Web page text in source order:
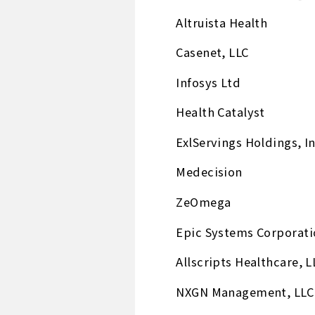
Altruista Health
Casenet, LLC
Infosys Ltd
Health Catalyst
ExlServings Holdings,
Medecision
ZeOmega
Epic Systems
Allscripts Healthcare,
NXGN Management, LLC